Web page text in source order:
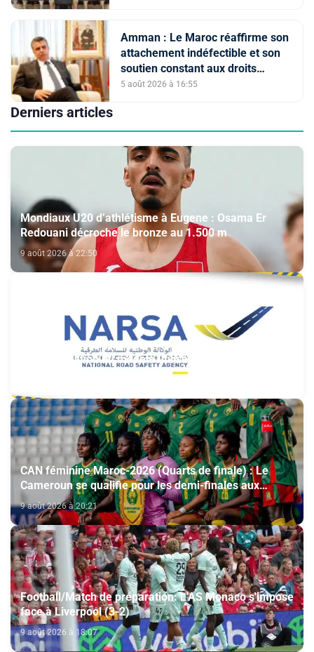
Amman : Le Maroc réaffirme son
attachement indéfectible et son
soutien constant aux droits
légitimes du peuple palestinien
5 août 2026 à 16:55
Derniers articles
Mondiaux U20 d’athlétisme à Eugene : Osama Er
Redouani décroche le bronze au 1.500 m
9 août 2026 à 22:50
Plaques d’immatriculation : la NARSA annonce
l’harmonisation du modèle utilisé au Maroc et à
CAN féminine Maroc-2026 (Quarts de finale) : Le
Cameroun se qualifie pour les demi-finales aux
dépens du Nigeria (1-0)
9 août 2026 à 20:21
Football/Match de préparation: L'AS Monaco s'impose
face à Liverpool (3-2)
9 août 2026 à 18:07